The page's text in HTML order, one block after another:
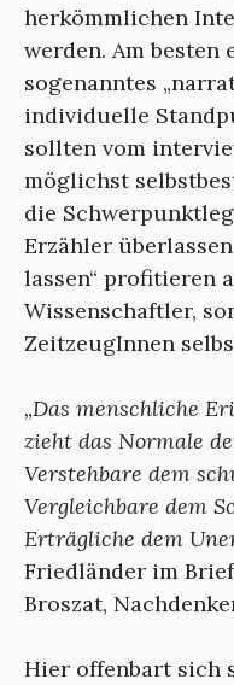
herkömmlichen
werden. Am
sogenanntes
individuelle
sollten vom
möglichst
die
Erzähler
lassen“ profitieren
Wissenschaftler,
ZeitzeugInnen
„Das menschliche
zieht das Normale
Verstehbare dem
Vergleichbare dem
Erträgliche dem
Friedländer im
Broszat,
Hier offenbart sich